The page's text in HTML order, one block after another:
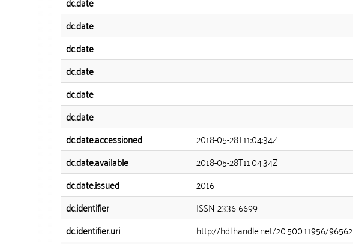
dc.date
dc.date
dc.date
dc.date
dc.date
dc.date.accessioned
2018-05-28T11:04:34Z
dc.date.available
2018-05-28T11:04:34Z
dc.date.issued
2016
dc.identifier
ISSN 2336-6699
dc.identifier.uri
http://hdl.handle.net/20.500.11956/96562